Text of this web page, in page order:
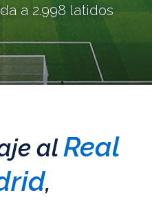
a 2.998 latidos
alReal
,